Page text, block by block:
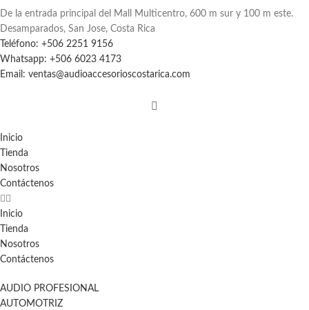
De la entrada principal del Mall Multicentro, 600 m sur y 100 m este.
Desamparados, San Jose, Costa Rica
Teléfono: +506 2251 9156
Whatsapp: +506 6023 4173
Email: ventas@audioaccesorioscostarica.com
Inicio
Tienda
Nosotros
Contáctenos
Inicio
Tienda
Nosotros
Contáctenos
AUDIO PROFESIONAL
AUTOMOTRIZ